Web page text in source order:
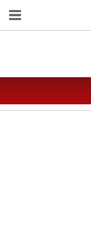
/ Товар
1 1/2
Товары из
Отображение